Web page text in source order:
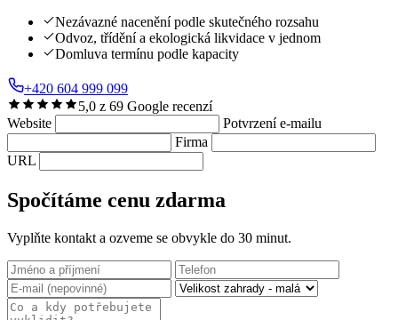
Nezávazné nacenění podle skutečného rozsahu
Odvoz, třídění a ekologická likvidace v jednom
Domluva termínu podle kapacity
+420 604 999 099
5,0 z 69 Google recenzí
Website
Potvrzení e-mailu
Firma
URL
Spočítáme cenu zdarma
Vyplňte kontakt a ozveme se obvykle do 30 minut.